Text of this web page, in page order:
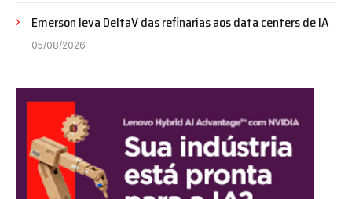
Emerson leva DeltaV das refinarias aos data centers de IA
05/08/2026